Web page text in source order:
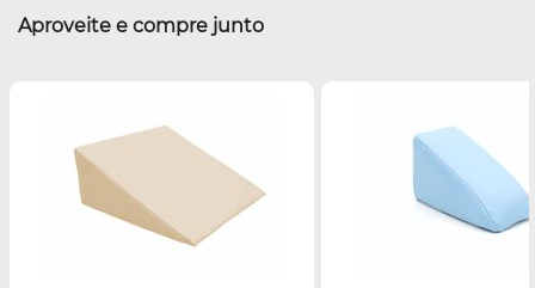
Aproveite e compre junto